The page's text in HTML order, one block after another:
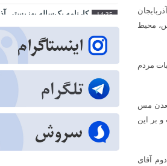
آذربایجان
محیط
مردم
معدن مس
بر این
آقای
14:35
کارنامه یک‌ساله بهزیستی
از مسکن و اشتغال تا کاهش
9:23
شهر آینده؛ جایی که فناوری
زندگی شهروندان است
اراضی راه آهن در محدوده
ساماندهی می شود
عبور از بحران جنگ در
ارکان حکومت میسر شد
9:32
مجتمع امداد و نجات آزادراه
هفته دولت به بهره ‌برداری می‌ رسد